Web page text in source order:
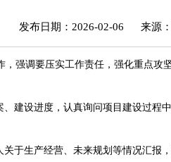
发布日期：2026-02-06 来源
强调要压实工作责任，强化重点
建设进度，认真询问项目建设过
于生产经营、未来规划等情况汇